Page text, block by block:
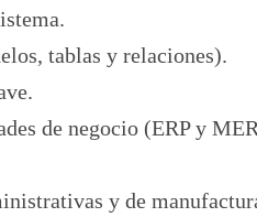
tablas y relaciones).
de negocio (ERP y
y de